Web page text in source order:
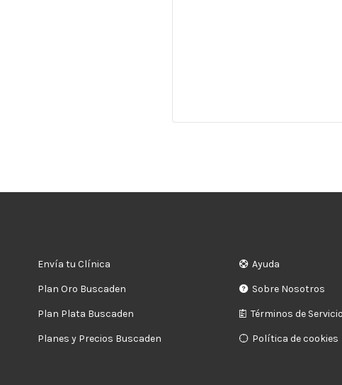
Envía tu Clínica
Plan Oro Buscaden
Plan Plata Buscaden
Planes y Precios Buscaden
Ayuda
Sobre Nosotros
Términos de Servicio
Política de cookies